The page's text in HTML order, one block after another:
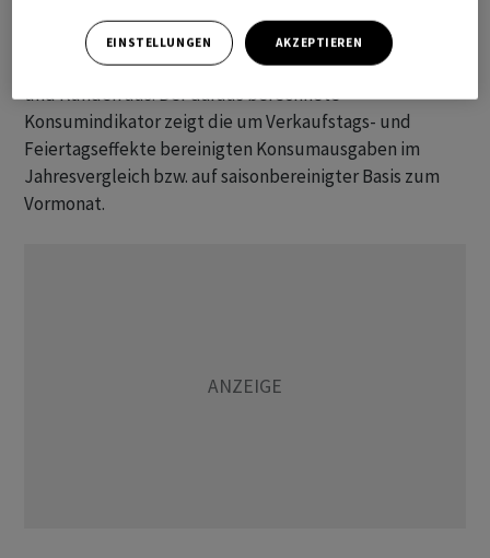
Postfinance wertet jeden Monat anonymisiert die
Zahlungstransaktionen ihrer 2,4 Millionen Kundinnen
und Kunden aus. Der daraus berechnete
Konsumindikator zeigt die um Verkaufstags- und
Feiertagseffekte bereinigten Konsumausgaben im
Jahresvergleich bzw. auf saisonbereinigter Basis zum
Vormonat.
EINSTELLUNGEN AKZEPTIEREN